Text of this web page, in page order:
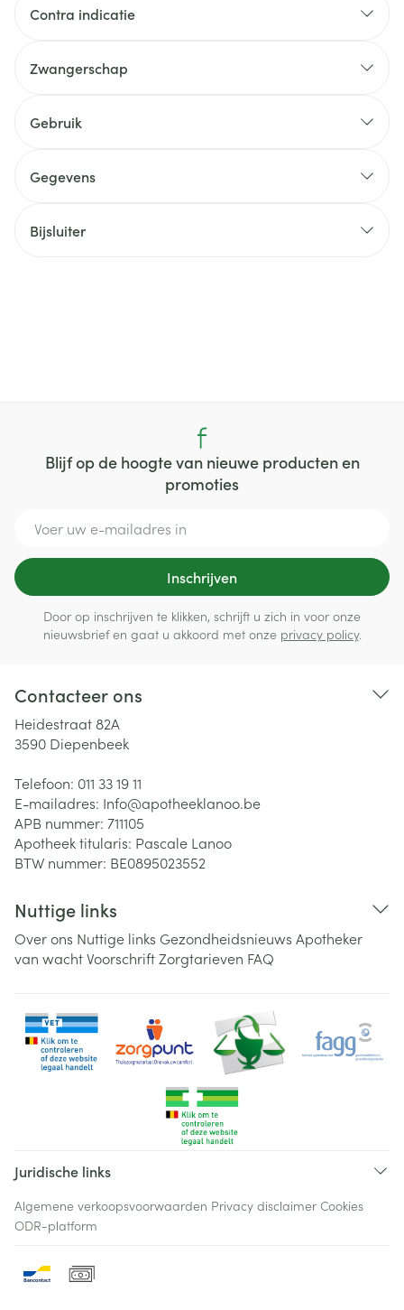
Contra indicatie
Zwangerschap
Gebruik
Gegevens
Bijsluiter
Blijf op de hoogte van nieuwe producten en
promoties
Inschrijven
Door op inschrijven te klikken, schrijft u zich in voor onze
nieuwsbrief en gaat u akkoord met onze privacy policy.
Contacteer ons
Heidestraat 82A
3590 Diepenbeek
Telefoon: 011 33 19 11
E-mailadres: Info@apotheeklanoo.be
APB nummer: 711105
Apotheek titularis: Pascale Lanoo
BTW nummer: BE0895023552
Nuttige links
Over ons Nuttige links Gezondheidsnieuws Apotheker
van wachtVoorschriftZorgtarieven FAQ
Juridische links
Algemene verkoopsvoorwaarden Privacy disclaimer Cookies
ODR-platform